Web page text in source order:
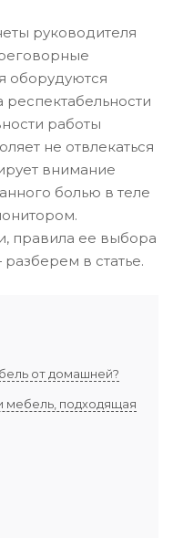
руководителя
оборудуются
работы
не отвлекаться
внимание
болью в теле
правила ее выбора
в статье.
от домашней?
мебель, подходящая